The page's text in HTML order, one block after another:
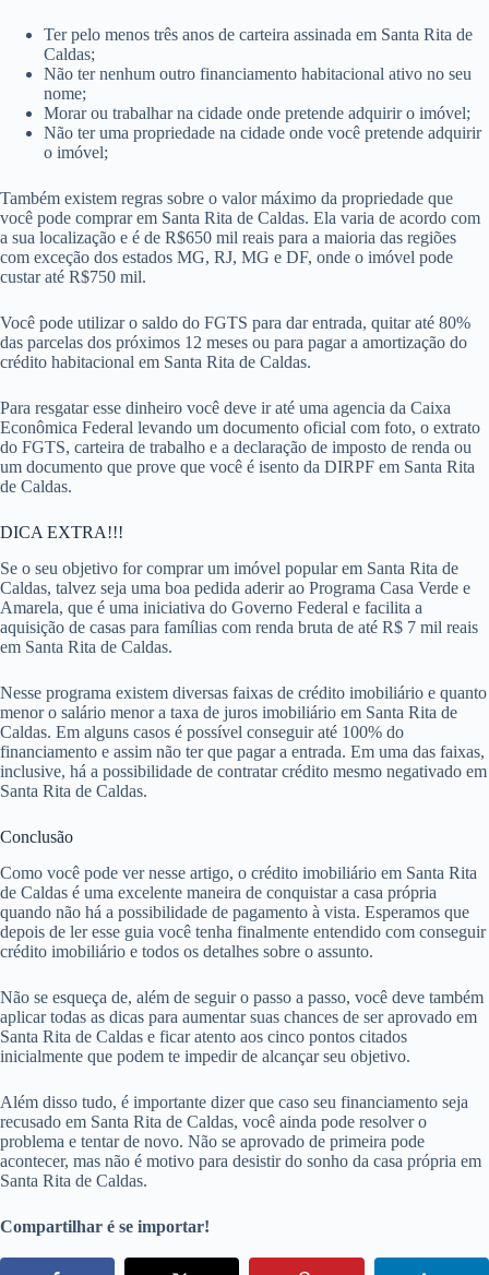
Ter pelo menos três anos de carteira assinada em Santa Rita de
Caldas;
Não ter nenhum outro financiamento habitacional ativo no seu
nome;
Morar ou trabalhar na cidade onde pretende adquirir o imóvel;
Não ter uma propriedade na cidade onde você pretende adquirir
o imóvel;
Também existem regras sobre o valor máximo da propriedade que
você pode comprar em Santa Rita de Caldas. Ela varia de acordo com
a sua localização e é de R$650 mil reais para a maioria das regiões
com exceção dos estados MG, RJ, MG e DF, onde o imóvel pode
custar até R$750 mil.
Você pode utilizar o saldo do FGTS para dar entrada, quitar até 80%
das parcelas dos próximos 12 meses ou para pagar a amortização do
crédito habitacional em Santa Rita de Caldas.
Para resgatar esse dinheiro você deve ir até uma agencia da Caixa
Econômica Federal levando um documento oficial com foto, o extrato
do FGTS, carteira de trabalho e a declaração de imposto de renda ou
um documento que prove que você é isento da DIRPF em Santa Rita
de Caldas.
DICA EXTRA!!!
Se o seu objetivo for comprar um imóvel popular em Santa Rita de
Caldas, talvez seja uma boa pedida aderir ao Programa Casa Verde e
Amarela, que é uma iniciativa do Governo Federal e facilita a
aquisição de casas para famílias com renda bruta de até R$ 7 mil reais
em Santa Rita de Caldas.
Nesse programa existem diversas faixas de crédito imobiliário e quanto
menor o salário menor a taxa de juros imobiliário em Santa Rita de
Caldas. Em alguns casos é possível conseguir até 100% do
financiamento e assim não ter que pagar a entrada. Em uma das faixas,
inclusive, há a possibilidade de contratar crédito mesmo negativado em
Santa Rita de Caldas.
Conclusão
Como você pode ver nesse artigo, o crédito imobiliário em Santa Rita
de Caldas é uma excelente maneira de conquistar a casa própria
quando não há a possibilidade de pagamento à vista. Esperamos que
depois de ler esse guia você tenha finalmente entendido com conseguir
crédito imobiliário e todos os detalhes sobre o assunto.
Não se esqueça de, além de seguir o passo a passo, você deve também
aplicar todas as dicas para aumentar suas chances de ser aprovado em
Santa Rita de Caldas e ficar atento aos cinco pontos citados
inicialmente que podem te impedir de alcançar seu objetivo.
Além disso tudo, é importante dizer que caso seu financiamento seja
recusado em Santa Rita de Caldas, você ainda pode resolver o
problema e tentar de novo. Não se aprovado de primeira pode
acontecer, mas não é motivo para desistir do sonho da casa própria em
Santa Rita de Caldas.
Compartilhar é se importar!